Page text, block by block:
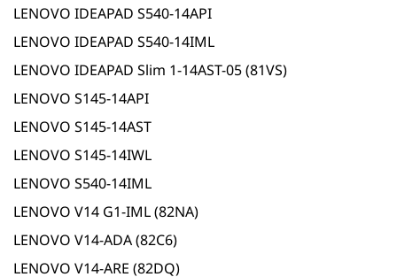
LENOVO IDEAPAD S540-14API
LENOVO IDEAPAD S540-14IML
LENOVO IDEAPAD Slim 1-14AST-05 (81VS)
LENOVO S145-14API
LENOVO S145-14AST
LENOVO S145-14IWL
LENOVO S540-14IML
LENOVO V14 G1-IML (82NA)
LENOVO V14-ADA (82C6)
LENOVO V14-ARE (82DQ)